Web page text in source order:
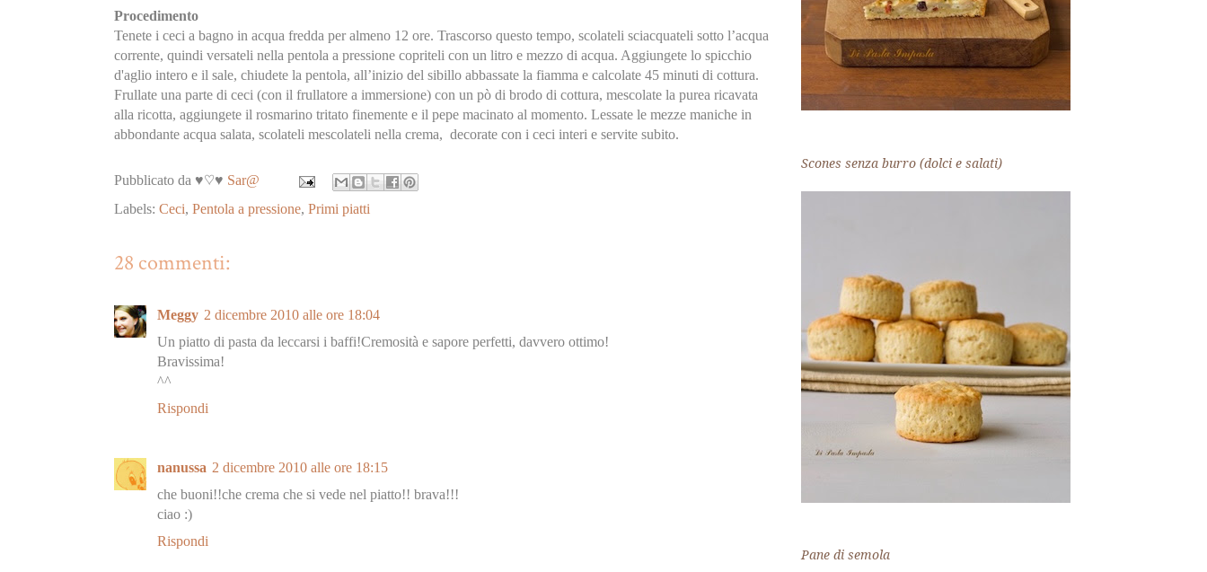
Procedimento
Tenete i ceci a bagno in acqua fredda per almeno 12 ore. Trascorso questo tempo, scolateli sciacquateli sotto l’acqua
corrente, quindi versateli nella pentola a pressione copriteli con un litro e mezzo di acqua. Aggiungete lo spicchio
d'aglio intero e il sale, chiudete la pentola, all’inizio del sibillo abbassate la fiamma e calcolate 45 minuti di cottura.
Frullate una parte di ceci (con il frullatore a immersione) con un pò di brodo di cottura, mescolate la purea ricavata
alla ricotta, aggiungete il rosmarino tritato finemente e il pepe macinato al momento. Lessate le mezze maniche in
abbondante acqua salata, scolateli mescolateli nella crema, decorate con i ceci interi e servite subito.
Pubblicato da ♥♡♥ Sar@
Labels: Ceci, Pentola a pressione, Primi piatti
28 commenti:
Meggy 2 dicembre 2010 alle ore 18:04
Un piatto di pasta da leccarsi i baffi!Cremosità e sapore perfetti, davvero ottimo!
Bravissima!
^^
Rispondi
nanussa 2 dicembre 2010 alle ore 18:15
che buoni!!che crema che si vede nel piatto!! brava!!!
ciao :)
Rispondi
Scones senza burro (dolci e salati)
Pane di semola